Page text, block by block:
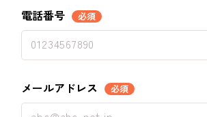
電話番号 必須
メールアドレス 必須